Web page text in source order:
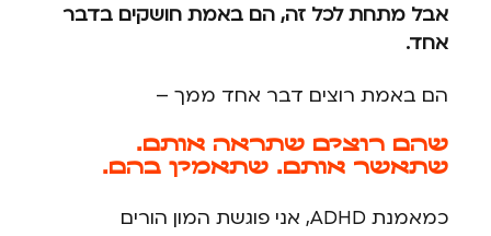
אבל מתחת לכל זה, הם באמת חושקים בדבר
אחד.
הם באמת רוצים דבר אחד ממך –
שהם רוצים שתראה אותם.
שתאשר אותם. שתאמין בהם.
כמאמנת ADHD, אני פוגשת המון הורים